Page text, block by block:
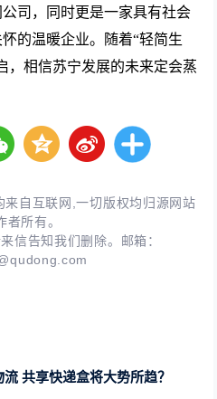
司，同时更是一家具有社会
的温暖企业。随着“轻简生
，相信苏宁发展的未来定会蒸
自互联网,一切版权均归源网站
者所有。
信告知我们删除。邮箱：
共享快递盒将大势所趋？